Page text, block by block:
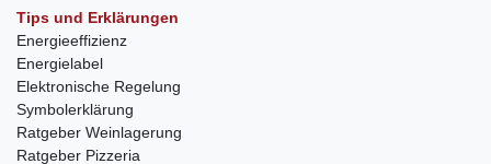
Tips und Erklärungen
Energieeffizienz
Energielabel
Elektronische Regelung
Symbolerklärung
Ratgeber Weinlagerung
Ratgeber Pizzeria